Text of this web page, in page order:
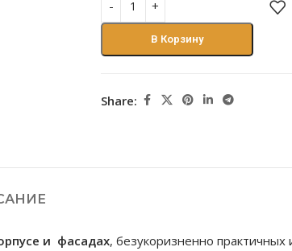
В Корзину
Share:
и фасадах, безукоризненно